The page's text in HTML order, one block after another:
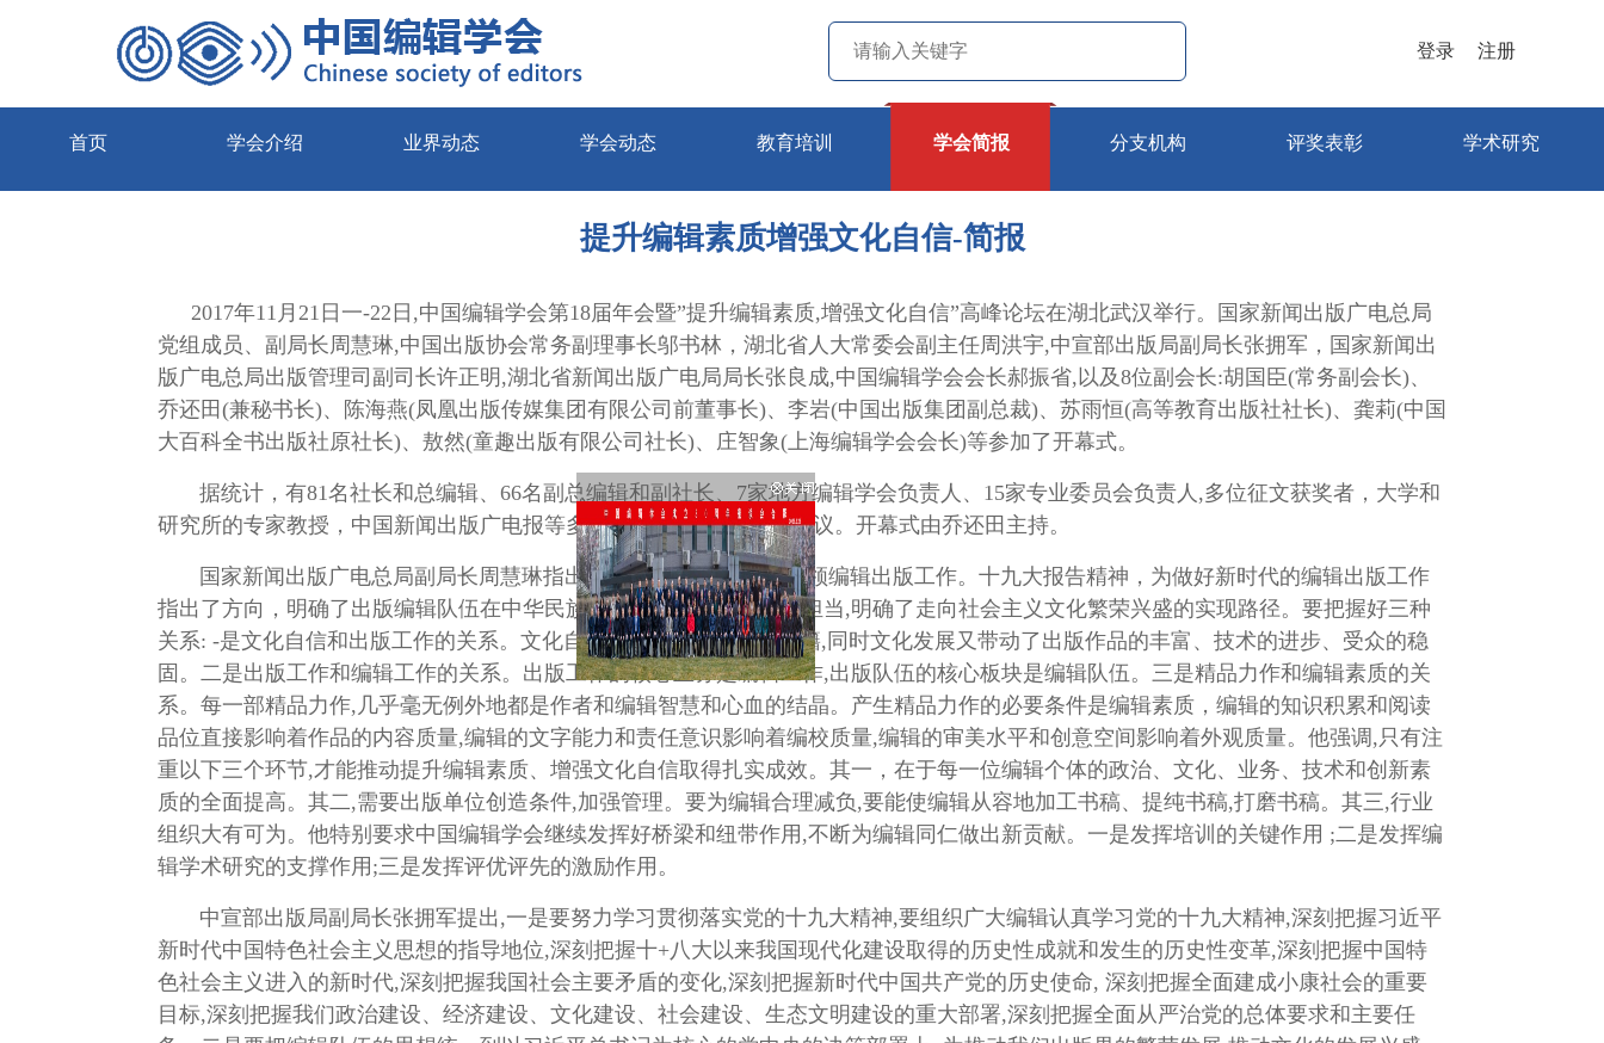
登录 注册
首页 学会介绍 业界动态 学会动态 教育培训 学会简报 分支机构 评奖表彰 学术研究
提升编辑素质增强文化自信-简报
2017年11月21日一-22日,中国编辑学会第18届年会暨”提升编辑素质,增强文化自信”高峰论坛在湖北武汉举行。国家新闻出版广电总局
党组成员、副局长周慧琳,中国出版协会常务副理事长邬书林，湖北省人大常委会副主任周洪宇,中宣部出版局副局长张拥军，国家新闻出
版广电总局出版管理司副司长许正明,湖北省新闻出版广电局局长张良成,中国编辑学会会长郝振省,以及8位副会长:胡国臣(常务副会长)、
乔还田(兼秘书长)、陈海燕(凤凰出版传媒集团有限公司前董事长)、李岩(中国出版集团副总裁)、苏雨恒(高等教育出版社社长)、龚莉(中国
大百科全书出版社原社长)、敖然(童趣出版有限公司社长)、庄智象(上海编辑学会会长)等参加了开幕式。
据统计，有81名社长和总编辑、66名副总编辑和副社长、7家地方编辑学会负责人、15家专业委员会负责人,多位征文获奖者，大学和
研究所的专家教授，中国新闻出版广电报等多家媒体的近280人参加会议。开幕式由乔还田主持。
国家新闻出版广电总局副局长周慧琳指出,要用党的十九大精神统领编辑出版工作。十九大报告精神，为做好新时代的编辑出版工作
指出了方向，明确了出版编辑队伍在中华民族伟大复兴征程中的使命担当,明确了走向社会主义文化繁荣兴盛的实现路径。要把握好三种
关系: -是文化自信和出版工作的关系。文化自信来源于丰富的出版典籍,同时文化发展又带动了出版作品的丰富、技术的进步、受众的稳
固。二是出版工作和编辑工作的关系。出版工作的核心业务是编辑工作,出版队伍的核心板块是编辑队伍。三是精品力作和编辑素质的关
系。每一部精品力作,几乎毫无例外地都是作者和编辑智慧和心血的结晶。产生精品力作的必要条件是编辑素质，编辑的知识积累和阅读
品位直接影响着作品的内容质量,编辑的文字能力和责任意识影响着编校质量,编辑的审美水平和创意空间影响着外观质量。他强调,只有注
重以下三个环节,才能推动提升编辑素质、增强文化自信取得扎实成效。其一，在于每一位编辑个体的政治、文化、业务、技术和创新素
质的全面提高。其二,需要出版单位创造条件,加强管理。要为编辑合理减负,要能使编辑从容地加工书稿、提纯书稿,打磨书稿。其三,行业
组织大有可为。他特别要求中国编辑学会继续发挥好桥梁和纽带作用,不断为编辑同仁做出新贡献。一是发挥培训的关键作用 ;二是发挥编
辑学术研究的支撑作用;三是发挥评优评先的激励作用。
中宣部出版局副局长张拥军提出,一是要努力学习贯彻落实党的十九大精神,要组织广大编辑认真学习党的十九大精神,深刻把握习近平
新时代中国特色社会主义思想的指导地位,深刻把握十+八大以来我国现代化建设取得的历史性成就和发生的历史性变革,深刻把握中国特
色社会主义进入的新时代,深刻把握我国社会主要矛盾的变化,深刻把握新时代中国共产党的历史使命, 深刻把握全面建成小康社会的重要
目标,深刻把握我们政治建设、经济建设、文化建设、社会建设、生态文明建设的重大部署,深刻把握全面从严治党的总体要求和主要任